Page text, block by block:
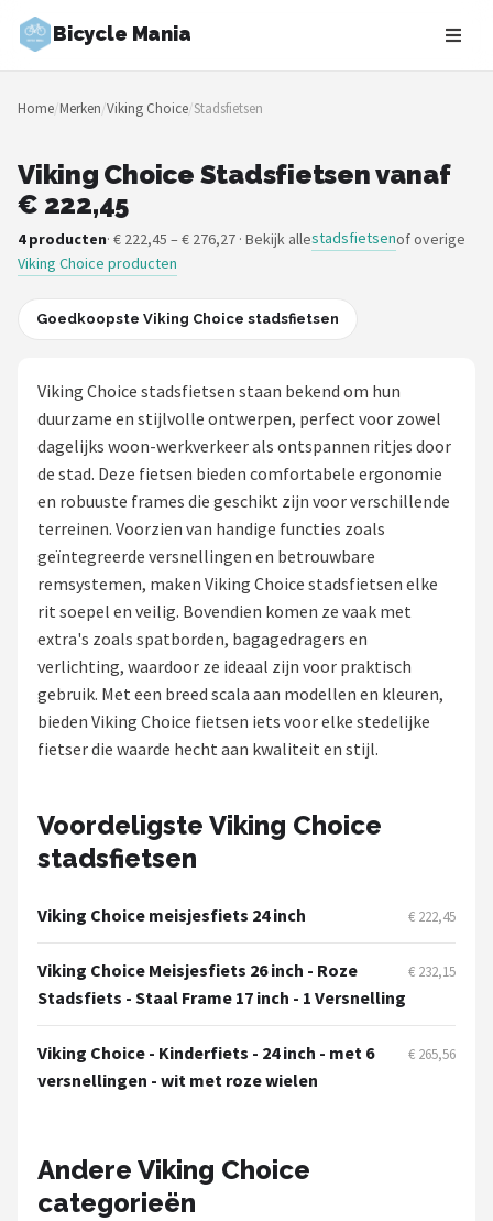
Bicycle Mania
Zoeken
NAVIGATIE
Merken
Blog
Fietsroutes
Stadsfietsen
Elektrische fietsen
Mountainbikes
Shop
POPULAIRE MERKEN
Basil
Volare
AXA
BBB Cycling
Schwalbe
Voltano
Cortina
Alle merken →
Home/Merken/Viking Choice/Stadsfietsen
Viking Choice Stadsfietsen vanaf
€ 222,45
4 producten· € 222,45 – € 276,27 · Bekijk allestadsfietsenof overige
Viking Choice producten
Goedkoopste Viking Choice stadsfietsen
Viking Choice stadsfietsen staan bekend om hun
duurzame en stijlvolle ontwerpen, perfect voor zowel
dagelijks woon-werkverkeer als ontspannen ritjes door
de stad. Deze fietsen bieden comfortabele ergonomie
en robuuste frames die geschikt zijn voor verschillende
terreinen. Voorzien van handige functies zoals
geïntegreerde versnellingen en betrouwbare
remsystemen, maken Viking Choice stadsfietsen elke
rit soepel en veilig. Bovendien komen ze vaak met
extra's zoals spatborden, bagagedragers en
verlichting, waardoor ze ideaal zijn voor praktisch
gebruik. Met een breed scala aan modellen en kleuren,
bieden Viking Choice fietsen iets voor elke stedelijke
fietser die waarde hecht aan kwaliteit en stijl.
Voordeligste Viking Choice
stadsfietsen
Viking Choice meisjesfiets 24 inch € 222,45
Viking Choice Meisjesfiets 26 inch - Roze
Stadsfiets - Staal Frame 17 inch - 1 Versnelling
€ 232,15
Viking Choice - Kinderfiets - 24 inch - met 6
versnellingen - wit met roze wielen
€ 265,56
Andere Viking Choice
categorieën